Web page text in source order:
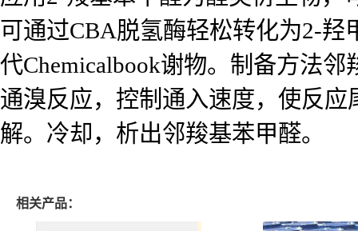
可通过CBA脱氢酶轻松转化为2-
代Chemicalbook谢物。制备方法
通溴反应，控制通入速度，使反
解。冷却，析出邻羧基苯甲醛。
相关产品：